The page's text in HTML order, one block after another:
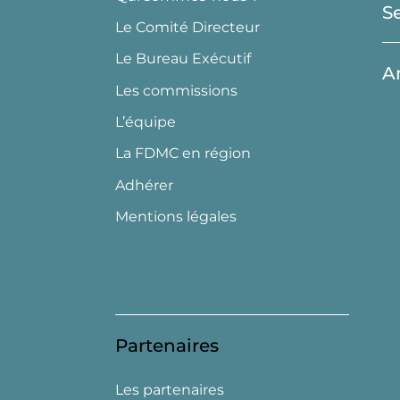
Le Comité Directeur
Le Bureau Exécutif
Les commissions
L’équipe
La FDMC en région
Adhérer
Mentions légales
Partenaires
Les partenaires